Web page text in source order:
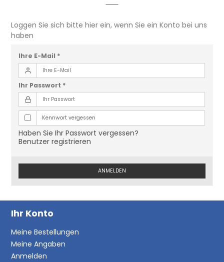
Loggen Sie sich bitte hier ein, wenn Sie ein Konto bei uns
haben
Ihre E-Mail *
Ihr Passwort *
Kennwort vergessen
Haben Sie Ihr Passwort vergessen?
Benutzer registrieren
ANMELDEN
Ihr Konto
Meine Bestellungen
Meine Angaben
Anmelden